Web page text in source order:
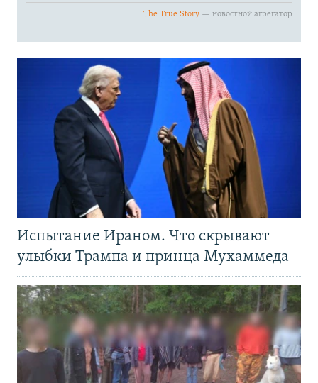
Испытание Ираном. Что скрывают
улыбки Трампа и принца Мухаммеда